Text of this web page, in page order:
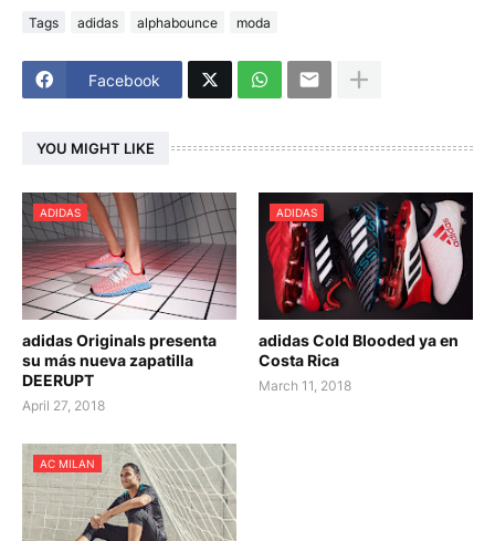
Tags adidas alphabounce moda
Facebook
YOU MIGHT LIKE
ADIDAS
adidas Originals presenta
su más nueva zapatilla
DEERUPT
April 27, 2018
ADIDAS
adidas Cold Blooded ya en
Costa Rica
March 11, 2018
AC MILAN